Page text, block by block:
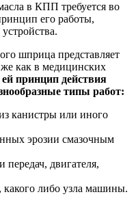
в КПП требуется во
его работы,
шприца представляет
как в медицинских
принцип действия
типы работ:
канистры или иного
эрозии смазочным
передач, двигателя,
какого либо узла машины.